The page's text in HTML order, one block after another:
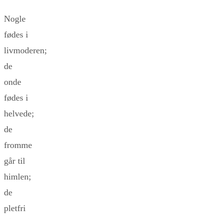
Nogle
fødes i
livmoderen;
de
onde
fødes i
helvede;
de
fromme
går til
himlen;
de
pletfri